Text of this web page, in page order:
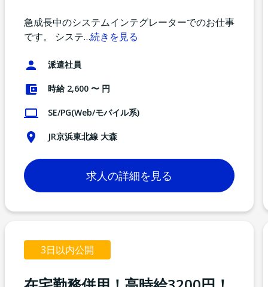
急成長中のシステムインテグレーターでのお仕事
です。 システ…続きを見る
派遣社員
時給 2,600 〜 円
SE/PG(Web/モバイル系)
JR京浜東北線 大森
求人の詳細を見る
3日以内公開